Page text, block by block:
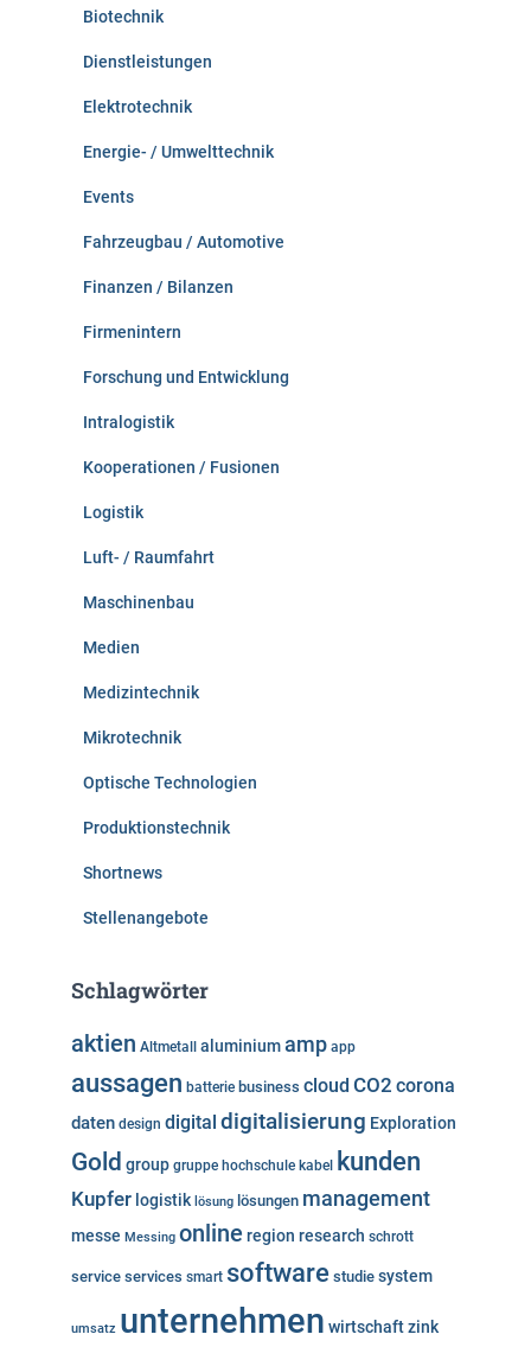
Biotechnik
Dienstleistungen
Elektrotechnik
Energie- / Umwelttechnik
Events
Fahrzeugbau / Automotive
Finanzen / Bilanzen
Firmenintern
Forschung und Entwicklung
Intralogistik
Kooperationen / Fusionen
Logistik
Luft- / Raumfahrt
Maschinenbau
Medien
Medizintechnik
Mikrotechnik
Optische Technologien
Produktionstechnik
Shortnews
Stellenangebote
Schlagwörter
aktien Altmetall aluminiumamp app
aussagen batterie business cloud CO2 corona
daten design digital digitalisierung Exploration
Gold group gruppe hochschule kabel kunden
Kupfer logistik lösung lösungen management
messe Messing online region research schrott
service services smart software studie system
umsatz unternehmen wirtschaftzink